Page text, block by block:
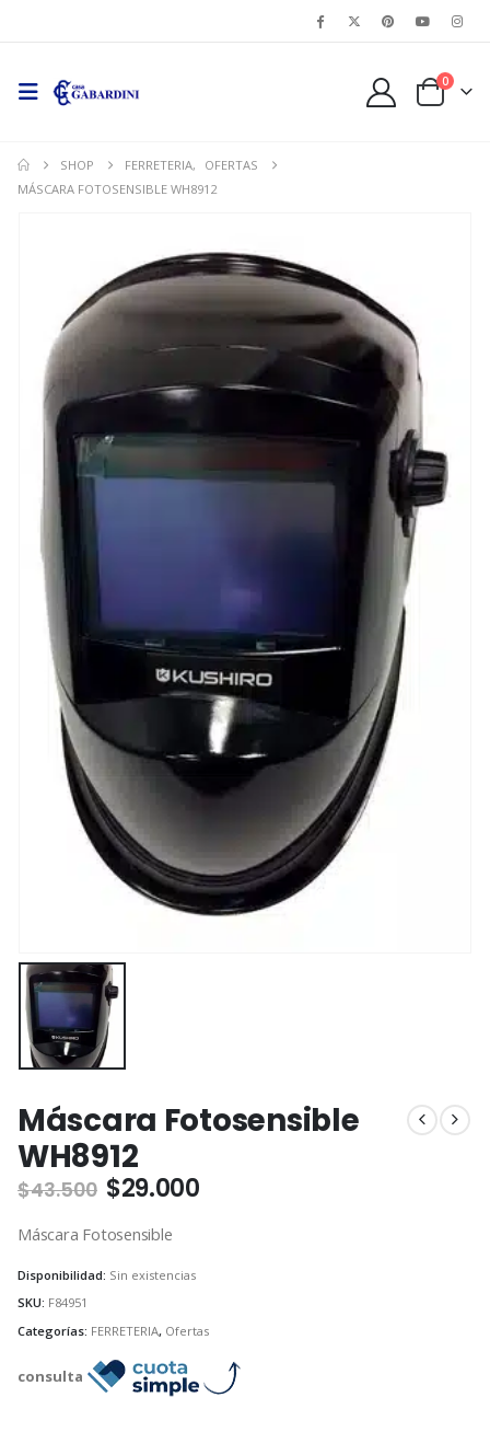
0
SHOP FERRETERIA,
OFERTAS
MÁSCARA FOTOSENSIBLE WH8912
Máscara Fotosensible
WH8912
$43.500 El
original
$43.500.
$29.000El
Máscara Fotosensible
Disponibilidad: Sin existencias
SKU: F84951
Categorías: FERRETERIA, Ofertas
consulta